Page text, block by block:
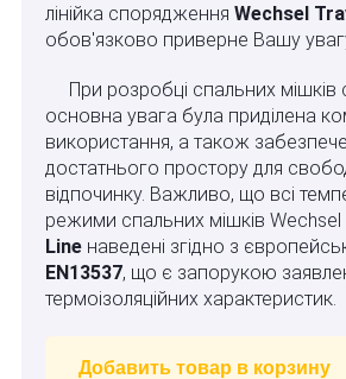
лінійка спорядження Wechsel
обов'язково приверне Вашу
При розробці спальних мішків
основна увага була приділена
використання, а також
достатнього простору для
відпочинку. Важливо, що всі
режими спальних мішків Wechsel
Line наведені згідно з
EN13537, що є запорукою
термоізоляційних характеристик.
Добавить товар в корзину